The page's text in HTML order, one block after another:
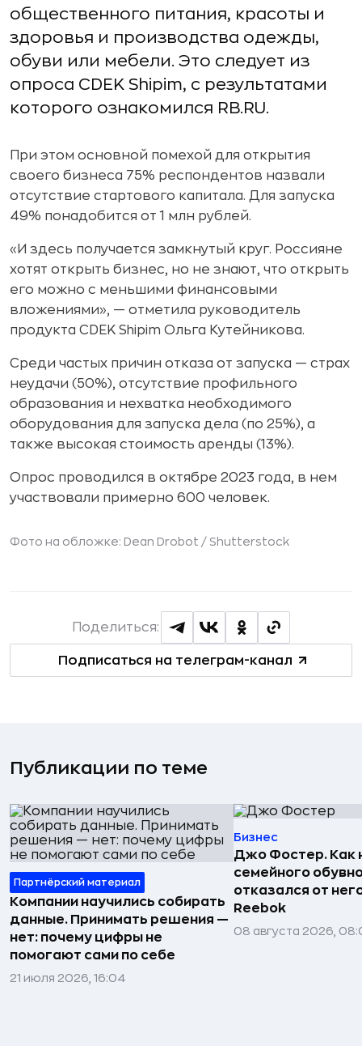
общественного питания, красоты и
здоровья и производства одежды,
обуви или мебели. Это следует из
опроса CDEK Shipim, с результатами
которого ознакомился RB.RU.
При этом основной помехой для открытия
своего бизнеса 75% респондентов назвали
отсутствие стартового капитала. Для запуска
49% понадобится от 1 млн рублей.
«И здесь получается замкнутый круг. Россияне
хотят открыть бизнес, но не знают, что открыть
его можно с меньшими финансовыми
вложениями», — отметила руководитель
продукта CDEK Shipim Ольга Кутейникова.
Среди частых причин отказа от запуска — страх
неудачи (50%), отсутствие профильного
образования и нехватка необходимого
оборудования для запуска дела (по 25%), а
также высокая стоимость аренды (13%).
Опрос проводился в октябре 2023 года, в нем
участвовали примерно 600 человек.
Фото на обложке: Dean Drobot / Shutterstock
Подписаться на телеграм-канал
Поделиться:
Публикации по теме
Партнёрский материал
Компании научились собирать
данные. Принимать решения —
нет: почему цифры не
помогают сами по себе
21 июля 2026, 16:04
Бизнес
Джо Фостер. Как
семейного
отказался от
Reebok
08 августа 2026,